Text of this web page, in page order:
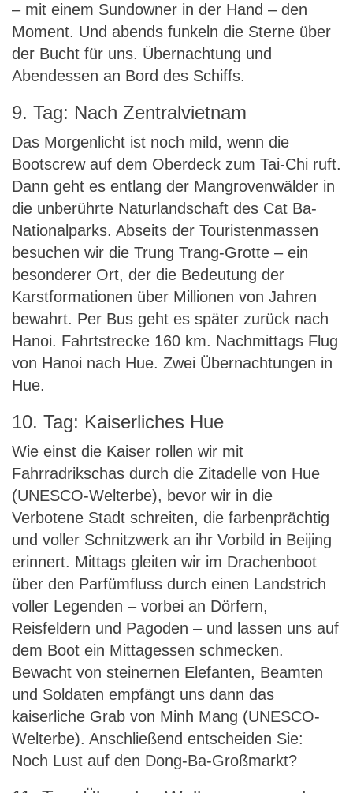
– mit einem Sundowner in der Hand – den
Moment. Und abends funkeln die Sterne über
der Bucht für uns. Übernachtung und
Abendessen an Bord des Schiffs.
9. Tag: Nach Zentralvietnam
Das Morgenlicht ist noch mild, wenn die
Bootscrew auf dem Oberdeck zum Tai-Chi ruft.
Dann geht es entlang der Mangrovenwälder in
die unberührte Naturlandschaft des Cat Ba-
Nationalparks. Abseits der Touristenmassen
besuchen wir die Trung Trang-Grotte – ein
besonderer Ort, der die Bedeutung der
Karstformationen über Millionen von Jahren
bewahrt. Per Bus geht es später zurück nach
Hanoi. Fahrtstrecke 160 km. Nachmittags Flug
von Hanoi nach Hue. Zwei Übernachtungen in
Hue.
10. Tag: Kaiserliches Hue
Wie einst die Kaiser rollen wir mit
Fahrradrikschas durch die Zitadelle von Hue
(UNESCO-Welterbe), bevor wir in die
Verbotene Stadt schreiten, die farbenprächtig
und voller Schnitzwerk an ihr Vorbild in Beijing
erinnert. Mittags gleiten wir im Drachenboot
über den Parfümfluss durch einen Landstrich
voller Legenden – vorbei an Dörfern,
Reisfeldern und Pagoden – und lassen uns auf
dem Boot ein Mittagessen schmecken.
Bewacht von steinernen Elefanten, Beamten
und Soldaten empfängt uns dann das
kaiserliche Grab von Minh Mang (UNESCO-
Welterbe). Anschließend entscheiden Sie:
Noch Lust auf den Dong-Ba-Großmarkt?